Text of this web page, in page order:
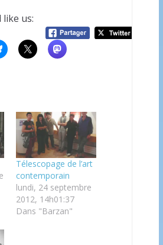
like us:
Télescopage de l’art
contemporain
lundi, 24 septembre
2012, 14h01:37
Dans "Barzan"